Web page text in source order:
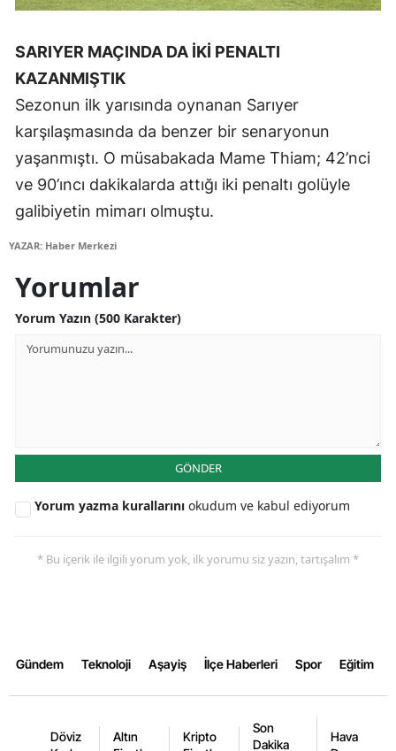
Kahramanmaraş
Muğla
Muş
Sinop
Tokat
Şanlıurfa
Van
SARIYER MAÇINDA DA İKİ PENALTI
KAZANMIŞTIK
Sezonun ilk yarısında oynanan Sarıyer
karşılaşmasında da benzer bir senaryonun
yaşanmıştı. O müsabakada Mame Thiam; 42’nci
ve 90’ıncı dakikalarda attığı iki penaltı golüyle
galibiyetin mimarı olmuştu.
YAZAR: Haber Merkezi
Yorumlar
Yorum Yazın (500 Karakter)
GÖNDER
Yorum yazma kurallarını okudum ve kabul ediyorum
* Bu içerik ile ilgili yorum yok, ilk yorumu siz yazın, tartışalım *
Gündem Teknoloji Aşayiş İlçe Haberleri Spor Eğitim
Döviz
Altın
Kripto
Son
Dakika
Hava